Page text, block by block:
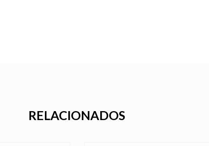
RELACIONADOS